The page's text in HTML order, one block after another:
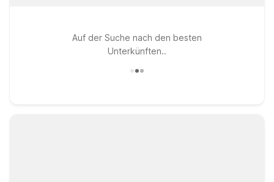
Auf der Suche nach den besten
Unterkünften..